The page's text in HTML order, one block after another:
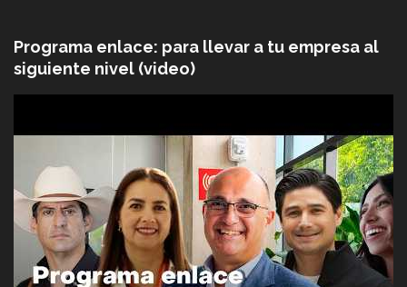
Programa enlace: para llevar a tu empresa al
siguiente nivel (video)